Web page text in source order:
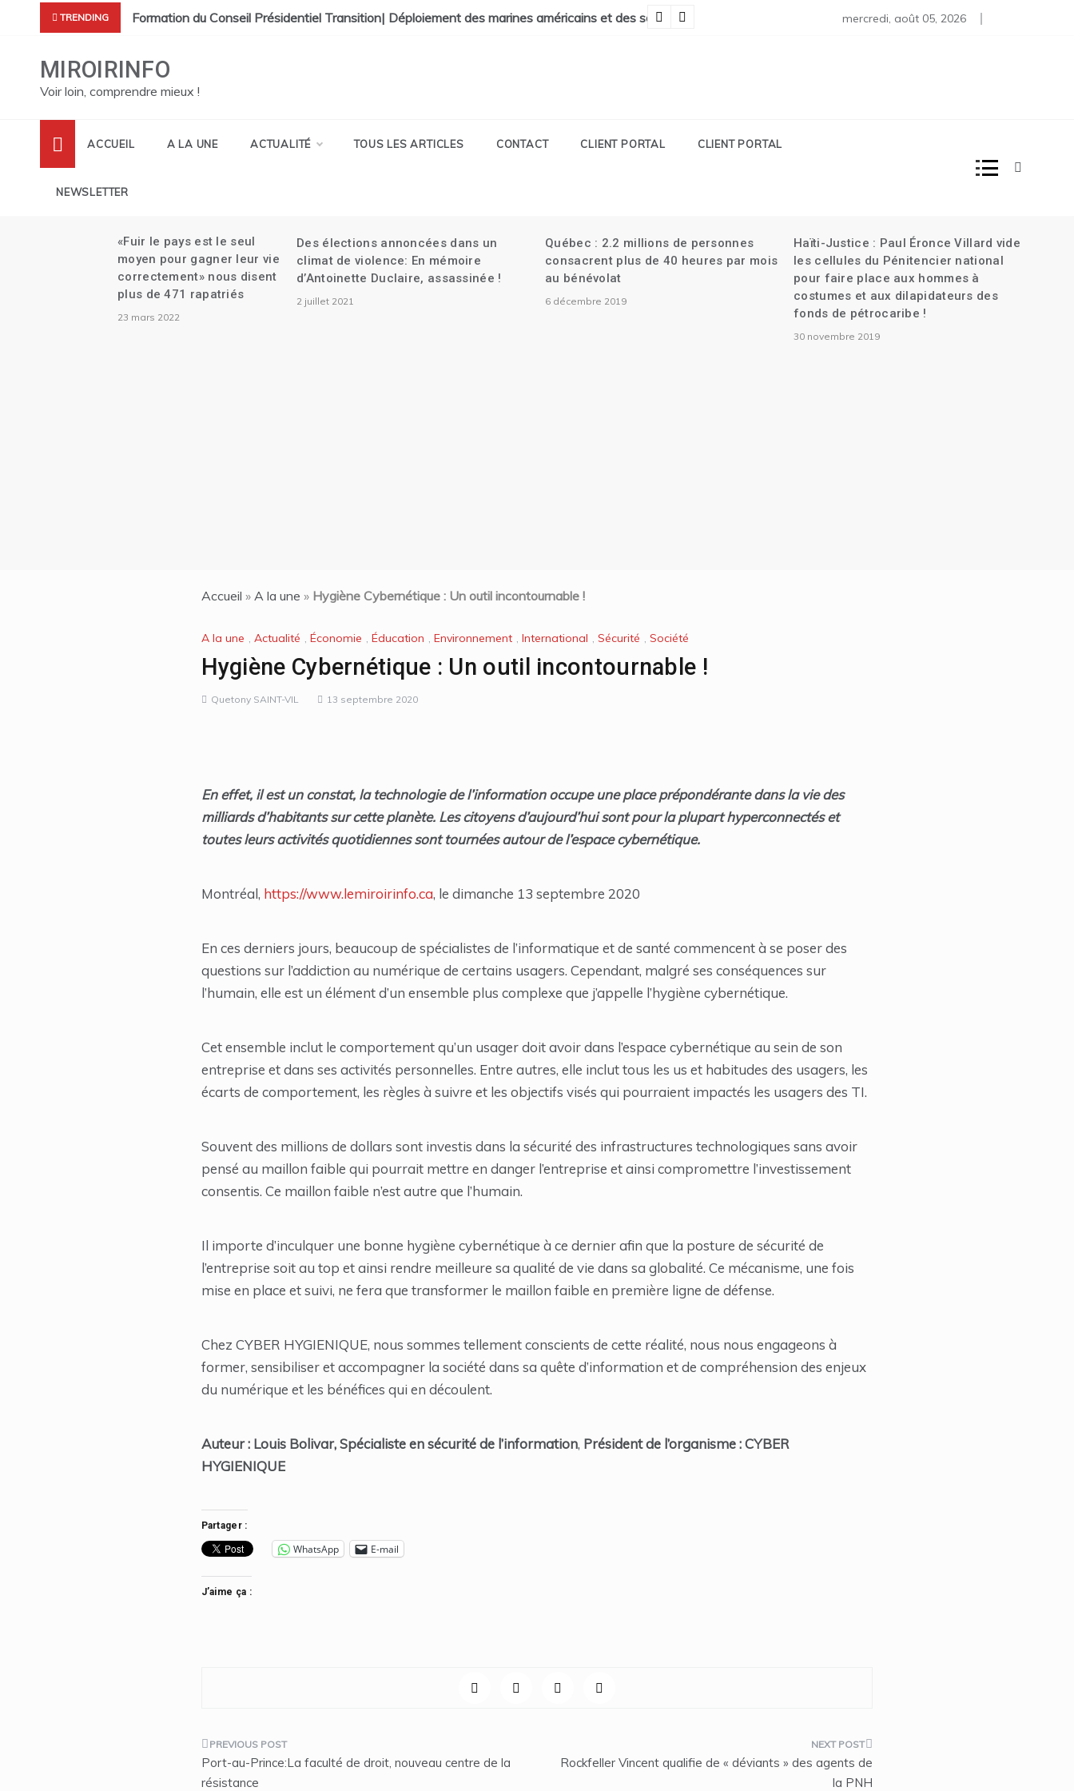
TRENDING
leur représentant au CEP.
démission| Le Canada se réjouit de l’investiture du Conseil Présidentiel| La Faculté de Médecine vandalisée.
Formation du Conseil Présidentiel Transition| Déploiement des marines américains et des soldats canadiens en Haïti| L’attaque contre la banque Centrale| Plus de
Martine renvoyée au Tribunal criminel dans l’assassinat de
mercredi, août 05, 2026
MIROIRINFO
Voir loin, comprendre mieux !
ACCUEIL A LA UNE ACTUALITÉ TOUS LES ARTICLES CONTACT CLIENT PORTAL CLIENT PORTAL
NEWSLETTER
«Fuir le pays est le seul
moyen pour gagner leur vie
correctement» nous disent
plus de 471 rapatriés
23 mars 2022
Des élections annoncées dans un
climat de violence: En mémoire
d’Antoinette Duclaire, assassinée !
2 juillet 2021
Québec : 2.2 millions de personnes
consacrent plus de 40 heures par mois
au bénévolat
6 décembre 2019
Haïti-Justice : Paul Éronce Villard vide
les cellules du Pénitencier national
pour faire place aux hommes à
costumes et aux dilapidateurs des
fonds de pétrocaribe !
30 novembre 2019
Accueil » A la une » Hygiène Cybernétique : Un outil incontournable !
A la une , Actualité , Économie , Éducation , Environnement , International , Sécurité , Société
Hygiène Cybernétique : Un outil incontournable !
Quetony SAINT-VIL 13 septembre 2020
En effet, il est un constat, la technologie de l’information occupe une place prépondérante dans la vie des
milliards d’habitants sur cette planète. Les citoyens d’aujourd’hui sont pour la plupart hyperconnectés et
toutes leurs activités quotidiennes sont tournées autour de l’espace cybernétique.
Montréal, https://www.lemiroirinfo.ca, le dimanche 13 septembre 2020
En ces derniers jours, beaucoup de spécialistes de l’informatique et de santé commencent à se poser des
questions sur l’addiction au numérique de certains usagers. Cependant, malgré ses conséquences sur
l’humain, elle est un élément d’un ensemble plus complexe que j’appelle l’hygiène cybernétique.
Cet ensemble inclut le comportement qu’un usager doit avoir dans l’espace cybernétique au sein de son
entreprise et dans ses activités personnelles. Entre autres, elle inclut tous les us et habitudes des usagers, les
écarts de comportement, les règles à suivre et les objectifs visés qui pourraient impactés les usagers des TI.
Souvent des millions de dollars sont investis dans la sécurité des infrastructures technologiques sans avoir
pensé au maillon faible qui pourrait mettre en danger l’entreprise et ainsi compromettre l’investissement
consentis. Ce maillon faible n’est autre que l’humain.
Il importe d’inculquer une bonne hygiène cybernétique à ce dernier afin que la posture de sécurité de
l’entreprise soit au top et ainsi rendre meilleure sa qualité de vie dans sa globalité. Ce mécanisme, une fois
mise en place et suivi, ne fera que transformer le maillon faible en première ligne de défense.
Chez CYBER HYGIENIQUE, nous sommes tellement conscients de cette réalité, nous nous engageons à
former, sensibiliser et accompagner la société dans sa quête d’information et de compréhension des enjeux
du numérique et les bénéfices qui en découlent.
Auteur : Louis Bolivar, Spécialiste en sécurité de l’information, Président de l’organisme : CYBER
HYGIENIQUE
Partager :
WhatsApp E-mail
J’aime ça :
Navigation
de
Port-au-Prince:La faculté de droit, nouveau centre de la
résistance
Rockfeller Vincent qualifie de « déviants » des agents de
la PNH